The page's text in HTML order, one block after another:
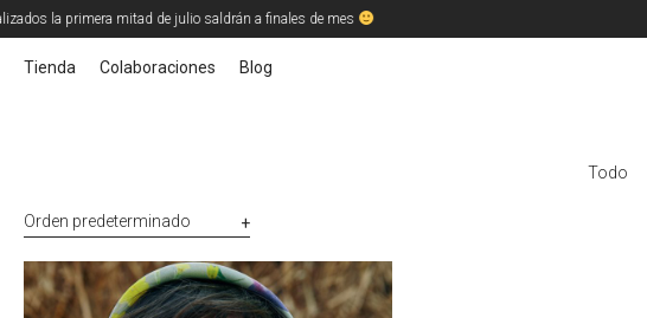
la primera mitad de julio saldrán a finales de mes
Tienda Colaboraciones Blog
Todo